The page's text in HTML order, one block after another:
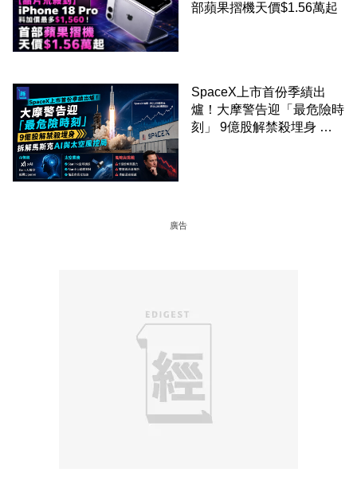
部蘋果摺機天價$1.56萬起
SpaceX上市首份季績出
爐！大摩警告迎「最危險時
刻」 9億股解禁殺埋身 拆
廣告